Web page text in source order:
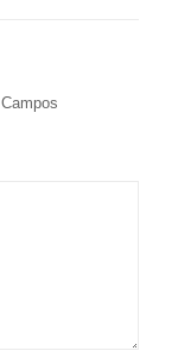
Campos